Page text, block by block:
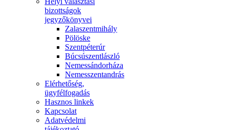
bizottságok
jegyzőkönyvei
Zalaszentmihály
Pölöske
Szentpéterúr
Búcsúszentlászló
Nemessándorháza
Nemesszentandrás
Elérhetőség,
ügyfélfogadás
Hasznos linkek
Kapcsolat
Adatvédelmi